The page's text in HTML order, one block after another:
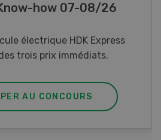
07-08/26
couteaux de poche LANDI
AU CONCOURS